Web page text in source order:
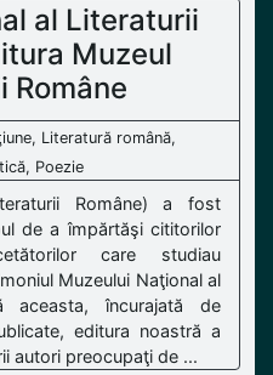
al Literaturii
Muzeul
Române
Literatură română,
Poezie
Române) a fost
de a împărtăşi cititorilor
care studiau
Muzeului Naţional al
aceasta, încurajată de
editura noastră a
autori preocupaţi de ...